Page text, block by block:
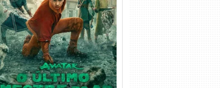
Avatar: O Último Mestre do
Ar 2ª Temporada Torrent
(2026) WEB-DL 1080p Dual
Áudio